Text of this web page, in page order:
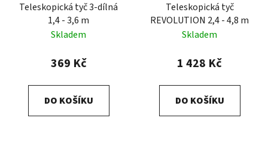
Teleskopická tyč 3-dílná
1,4 - 3,6 m
Skladem
369 Kč
DO KOŠÍKU
Teleskopická tyč
REVOLUTION 2,4 - 4,8 m
Skladem
1 428 Kč
DO KOŠÍKU